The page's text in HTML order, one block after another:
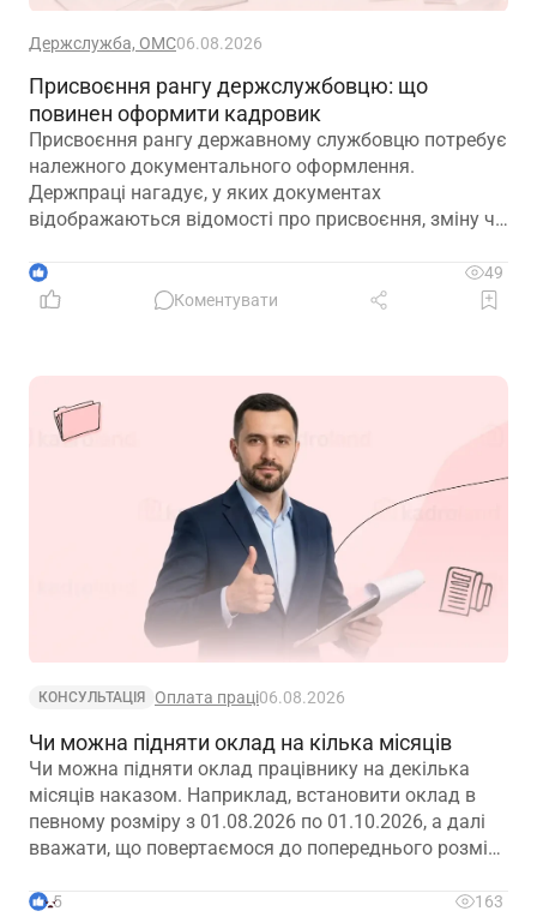
Держслужба, ОМС06.08.2026
Присвоєння рангу держслужбовцю: що
повинен оформити кадровик
Присвоєння рангу державному службовцю потребує
належного документального оформлення.
Держпраці нагадує, у яких документах
відображаються відомості про присвоєння, зміну чи
1
49
Коментувати
КОНСУЛЬТАЦІЯ Оплата праці06.08.2026
Чи можна підняти оклад на кілька місяців
Чи можна підняти оклад працівнику на декілька
місяців наказом. Наприклад, встановити оклад в
певному розміру з 01.08.2026 по 01.10.2026, а далі
вважати, що повертаємося до попереднього розміру
5
163